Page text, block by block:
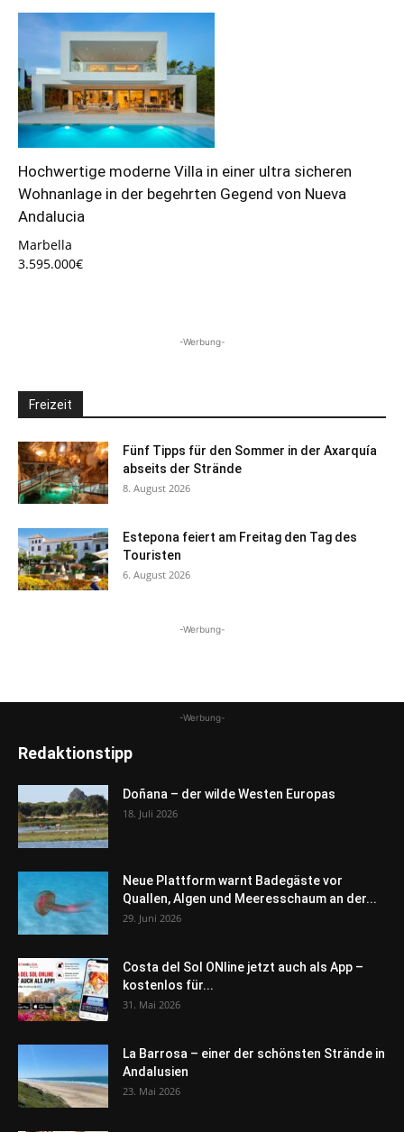
Hochwertige moderne Villa in einer ultra sicheren
Wohnanlage in der begehrten Gegend von Nueva
Andalucia
Marbella
3.595.000€
-Werbung-
Freizeit
Fünf Tipps für den Sommer in der Axarquía
abseits der Strände
8. August 2026
Estepona feiert am Freitag den Tag des
Touristen
6. August 2026
-Werbung-
-Werbung-
Redaktionstipp
Doñana – der wilde Westen Europas
18. Juli 2026
Neue Plattform warnt Badegäste vor
Quallen, Algen und Meeresschaum an der...
29. Juni 2026
Costa del Sol ONline jetzt auch als App –
kostenlos für...
31. Mai 2026
La Barrosa – einer der schönsten Strände in
Andalusien
23. Mai 2026